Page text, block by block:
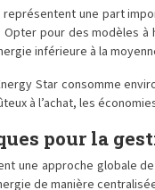
une part
pour des modèles
inférieure à la
Star consomme
à l’achat, les
pour la
une approche globale
de manière